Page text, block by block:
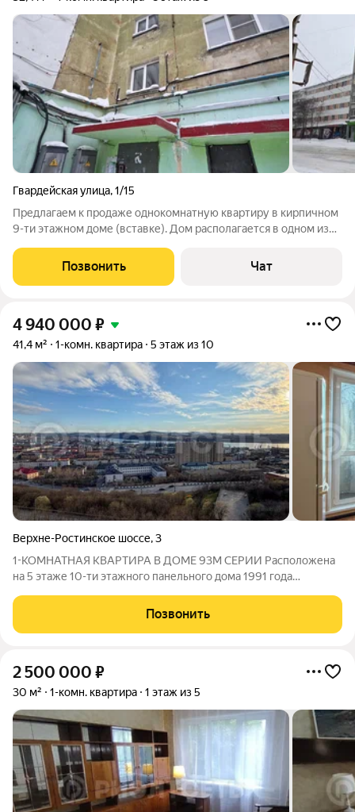
Гвардейская улица,1/15
Предлагаем к продаже однокомнатную квартиру в кирпичном
9-ти этажном доме (вставке). Дом располагается в одном из
в этом доме - редкость. Прекрасное расположение дома,
развитая инфраструктура,
Позвонить Чат
4 940 000 ₽
41,4 м² 1-комн. квартира 5 этаж из 10
Верхне-Ростинское шоссе,3
1-КОМНАТНАЯ КВАРТИРА В ДОМЕ 93М СЕРИИ Расположена
на 5 этаже 10-ти этажного панельного дома 1991 года
или выгодной инвестиции. Улучшенная планировка:
Просторная кухня - 8,7 кв.м. Светлая комната
Позвонить
2 500 000 ₽
30 м² 1-комн. квартира 1 этаж из 5